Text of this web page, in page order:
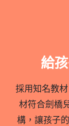
給
採用知名教
材符合劍橋
構，讓孩子